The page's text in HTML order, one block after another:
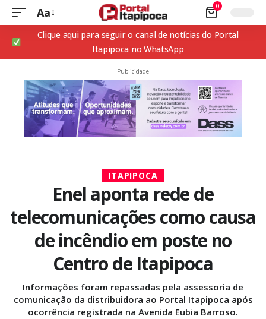
Aa 0
Clique aqui para seguir o canal de notícias do Portal
Itapipoca no WhatsApp
- Publicidade -
ITAPIPOCA
Enel aponta rede de
telecomunicações como causa
de incêndio em poste no
Centro de Itapipoca
Informações foram repassadas pela assessoria de
comunicação da distribuidora ao Portal Itapipoca após
ocorrência registrada na Avenida Eubia Barroso.